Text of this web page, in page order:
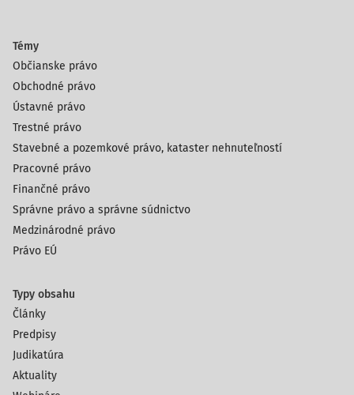
Témy
Občianske právo
Obchodné právo
Ústavné právo
Trestné právo
Stavebné a pozemkové právo, kataster nehnuteľností
Pracovné právo
Finančné právo
Správne právo a správne súdnictvo
Medzinárodné právo
Právo EÚ
Typy obsahu
Články
Predpisy
Judikatúra
Aktuality